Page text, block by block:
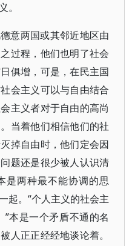
。
意两国或其邻近地区由
过程，他们也明了社会
俱增，可是，在民主国
会主义可以与自由结合
主义者对于自由的高尚
当着他们相信他们的社
掉自由时，他们定会因
题还是很少被人认识清
是两种最不能协调的思
起。“个人主义的社会主
本是一个矛盾不通的名
人正正经经地谈论着。